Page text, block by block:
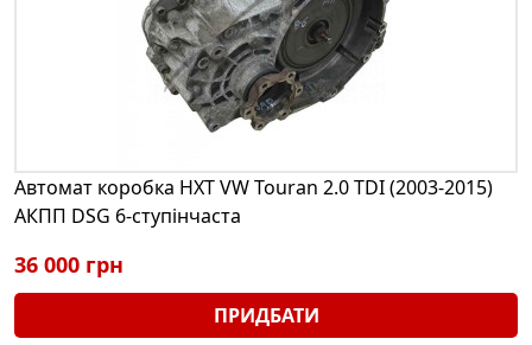
Автомат коробка HXT VW Touran 2.0 TDI (2003-2015)
АКПП DSG 6-ступінчаста
36 000 грн
ПРИДБАТИ